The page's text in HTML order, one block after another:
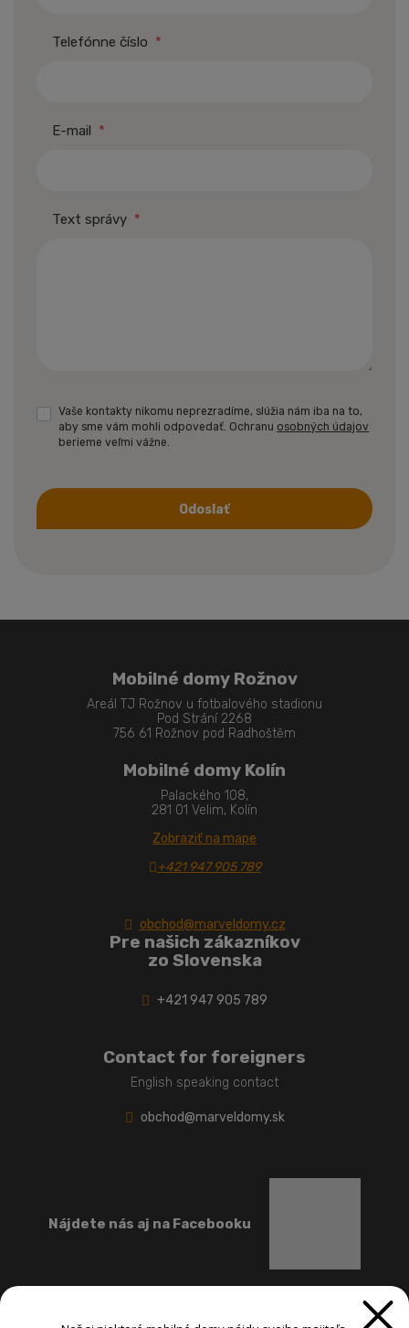
Telefónne číslo *
E-mail *
Text správy *
Vaše kontakty nikomu neprezradíme, slúžia nám iba na to,
aby sme vám mohli odpovedať. Ochranu osobných údajov
berieme veľmi vážne.
Odoslať
Mobilné domy Rožnov
Areál TJ Rožnov u fotbalového stadionu
Pod Strání 2268
756 61 Rožnov pod Radhoštěm
Mobilné domy Kolín
Palackého 108,
281 01 Velim, Kolín
Zobraziť na mape
+421 947 905 789
obchod@marveldomy.cz
Pre našich zákazníkov
zo Slovenska
+421 947 905 789
Contact for foreigners
English speaking contact
obchod@marveldomy.sk
Nájdete nás aj na Facebooku